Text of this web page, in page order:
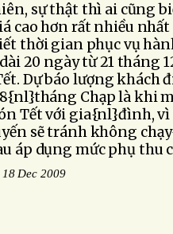
sự thật thì ai cũng
cao hơn rất nhiều
thời gian phục vụ
20 ngày từ 21 tháng
Dự báo lượng khách
Chạp là khi
Tết với gia{nl}đình,
sẽ tránh không
áp dụng mức phụ
18 Dec 2009